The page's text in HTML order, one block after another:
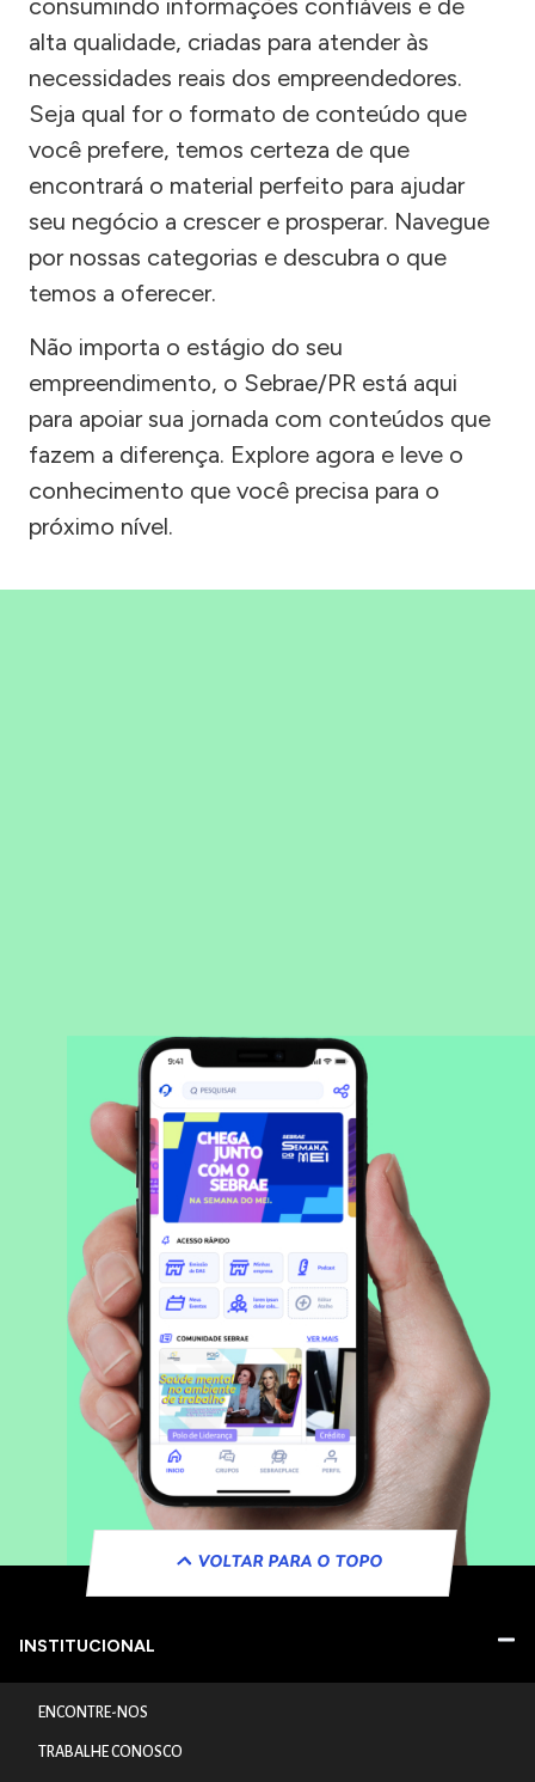
consumindo informações confiáveis e de
alta qualidade, criadas para atender às
necessidades reais dos empreendedores.
Seja qual for o formato de conteúdo que
você prefere, temos certeza de que
encontrará o material perfeito para ajudar
seu negócio a crescer e prosperar. Navegue
por nossas categorias e descubra o que
temos a oferecer.
Não importa o estágio do seu
empreendimento, o Sebrae/PR está aqui
para apoiar sua jornada com conteúdos que
fazem a diferença. Explore agora e leve o
conhecimento que você precisa para o
próximo nível.
VOLTAR PARA O TOPO
INSTITUCIONAL
ENCONTRE-NOS
TRABALHE CONOSCO